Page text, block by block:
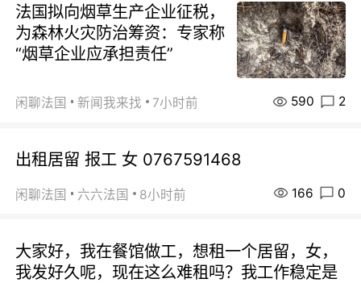
法国拟向烟草生产企业征税，
为森林火灾防治筹资：专家称
“烟草企业应承担责任”
闲聊法国 新闻我来找 7小时前 590 2
出租居留 报工 女 0767591468
闲聊法国 六六法国 8小时前 166 0
大家好，我在餐馆做工，想租一个居留，女，
我发好久呢，现在这么难租吗？我工作稳定是